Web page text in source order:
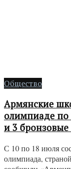
Общество
Армянские
олимпиаде по
и 3
С 10 по 18 июля
олимпиада,